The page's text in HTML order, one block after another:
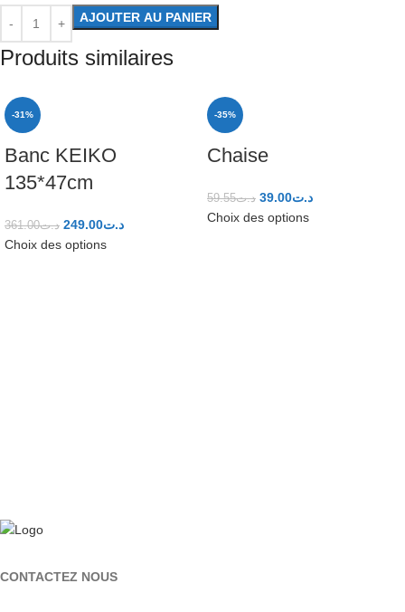
AJOUTER AU PANIER
Produits similaires
-31%
Banc KEIKO
135*47cm
د.ت361.00 د.ت249.00
Choix des options
-35%
Chaise
د.ت59.55 د.ت39.00
Choix des options
CONTACTEZ NOUS